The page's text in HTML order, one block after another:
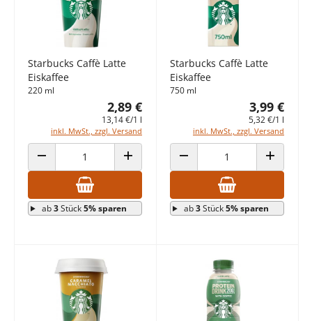
Starbucks Caffè Latte
Eiskaffee
220 ml
2,89 €
13,14 €/1 l
inkl. MwSt., zzgl. Versand
ANZAHL VERRINGERN ANZAHL ERHÖHEN
ab3Stück5% sparen
Starbucks Caffè Latte
Eiskaffee
750 ml
3,99 €
5,32 €/1 l
inkl. MwSt., zzgl. Versand
ANZAHL VERRINGERN ANZAHL
ab3Stück5% sparen